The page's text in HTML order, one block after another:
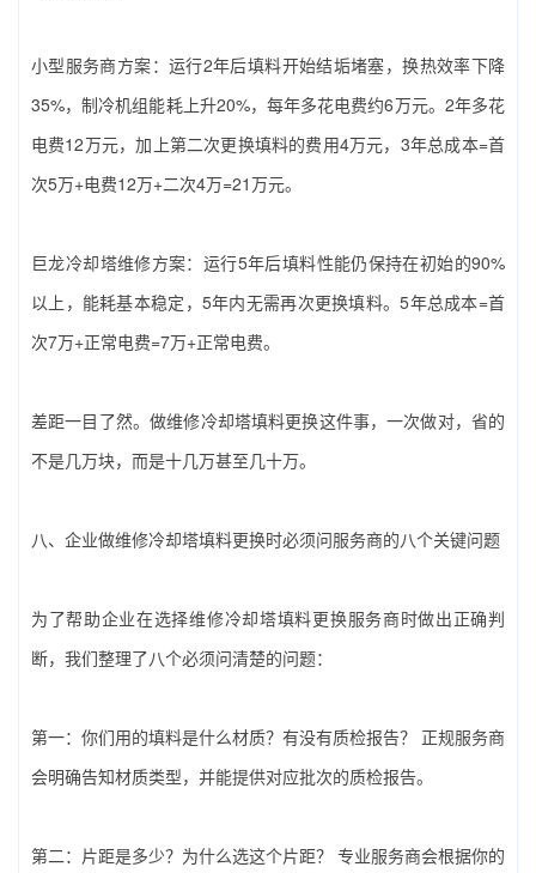
小型服务商方案：运行2年后填料开始结垢堵塞，换热效率下降
35%，制冷机组能耗上升20%，每年多花电费约6万元。2年多花
电费12万元，加上第二次更换填料的费用4万元，3年总成本=首
次5万+电费12万+二次4万=21万元。
巨龙冷却塔维修方案：运行5年后填料性能仍保持在初始的90%
以上，能耗基本稳定，5年内无需再次更换填料。5年总成本=首
次7万+正常电费=7万+正常电费。
差距一目了然。做‌维修冷却塔填料更换‌这件事，一次做对，省的
不是几万块，而是十几万甚至几十万。
八、企业做‌维修冷却塔填料更换‌时必须问服务商的八个关键问题
为了帮助企业在选择‌维修冷却塔填料更换‌服务商时做出正确判
断，我们整理了八个必须问清楚的问题：
第一：你们用的填料是什么材质？有没有质检报告？‌ 正规服务商
会明确告知材质类型，并能提供对应批次的质检报告。
第二：片距是多少？为什么选这个片距？‌ 专业服务商会根据你的